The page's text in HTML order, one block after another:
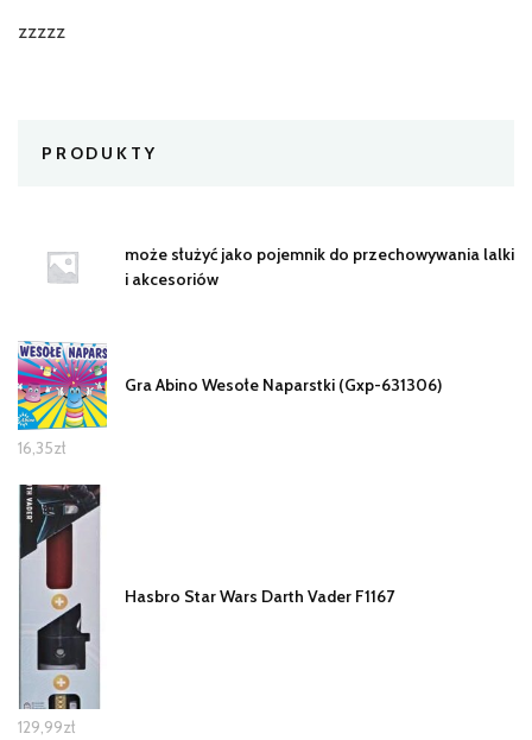
zzzzz
PRODUKTY
może służyć jako pojemnik do przechowywania lalki
i akcesoriów
Gra Abino Wesołe Naparstki (Gxp-631306)
16,35zł
Hasbro Star Wars Darth Vader F1167
129,99zł